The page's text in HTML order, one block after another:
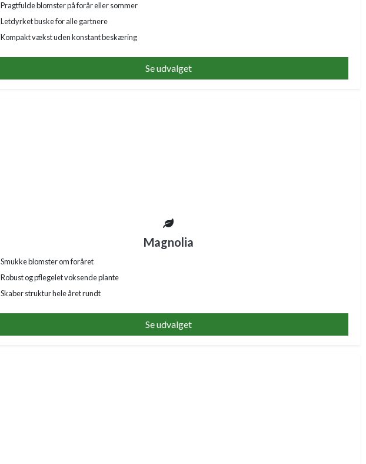
Pragtfulde blomster på forår eller sommer
Letdyrket buske for alle gartnere
Kompakt vækst uden konstant beskæring
Se udvalget
Magnolia
Smukke blomster om foråret
Robust og pflegelet voksende plante
Skaber struktur hele året rundt
Se udvalget